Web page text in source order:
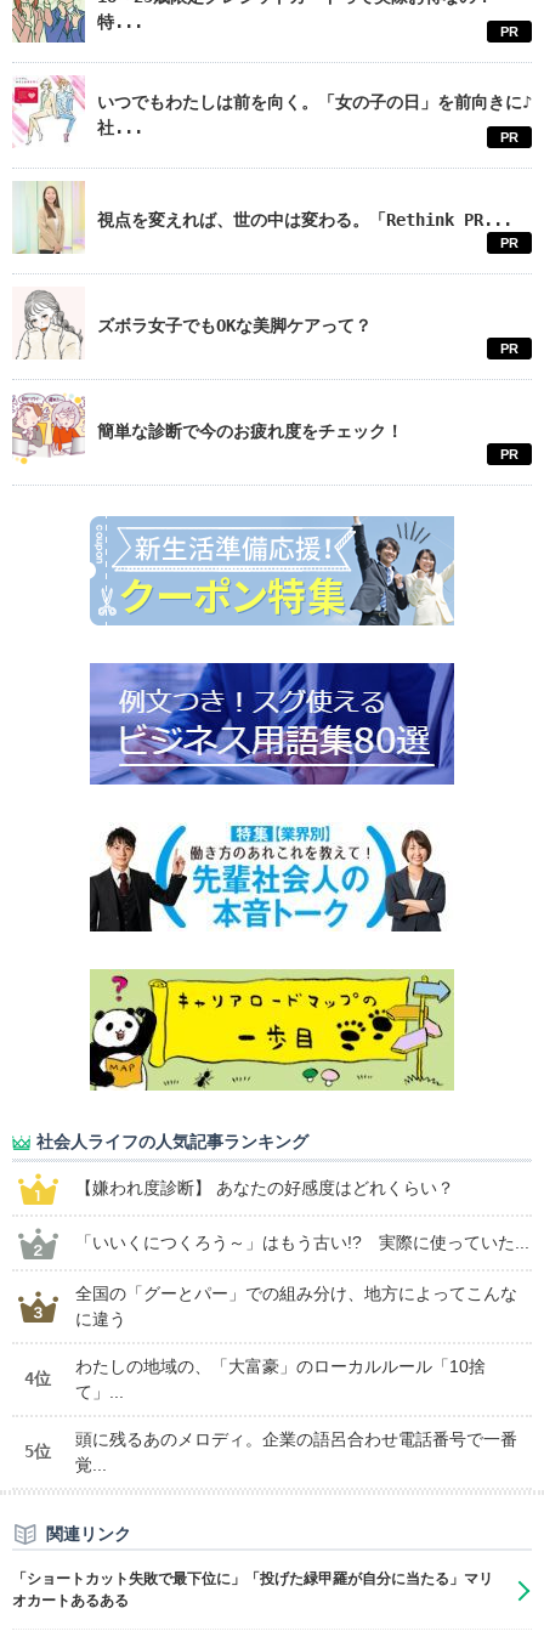
特...
PR
いつでもわたしは前を向く。「女の子の日」を前向きに♪
社...
PR
視点を変えれば、世の中は変わる。「Rethink PR...
PR
ズボラ女子でもOKな美脚ケアって？
PR
簡単な診断で今のお疲れ度をチェック！
PR
社会人ライフの人気記事ランキング
【嫌われ度診断】 あなたの好感度はどれくらい？
「いいくにつくろう～」はもう古い!? 実際に使っていた...
全国の「グーとパー」での組み分け、地方によってこんな
に違う
4位
わたしの地域の、「大富豪」のローカルルール「10捨
て」...
5位
頭に残るあのメロディ。企業の語呂合わせ電話番号で一番
覚...
関連リンク
「ショートカット失敗で最下位に」「投げた緑甲羅が自分に当たる」マリ
オカートあるある